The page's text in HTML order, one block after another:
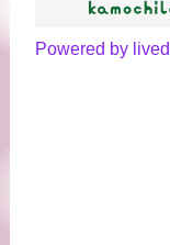
Powered by